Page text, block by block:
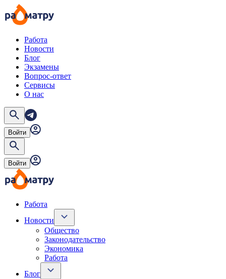
Работа
Новости
Блог
Экзамены
Вопрос-ответ
Сервисы
О нас
Войти
Войти
Работа
Новости
Общество
Законодательство
Экономика
Работа
Блог